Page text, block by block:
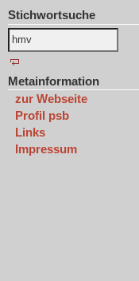
Stichwortsuche
Metainformation
zur Webseite
Profil psb
Links
Impressum